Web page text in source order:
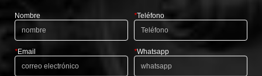
Nombre *Teléfono
*Email *Whatsapp